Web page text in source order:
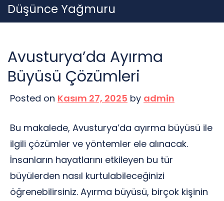
Skip
to
Düşünce Yağmuru
Avusturya’da Ayırma
Büyüsü Çözümleri
Posted on Kasım 27, 2025 by admin
Bu makalede, Avusturya’da ayırma büyüsü ile
ilgili çözümler ve yöntemler ele alınacak.
İnsanların hayatlarını etkileyen bu tür
büyülerden nasıl kurtulabileceğinizi
öğrenebilirsiniz. Ayırma büyüsü, birçok kişinin